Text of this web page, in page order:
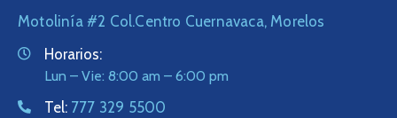
Motolinía #2 Col.Centro Cuernavaca, Morelos
Horarios:
Lun – Vie: 8:00 am – 6:00 pm
Tel: 777 329 5500